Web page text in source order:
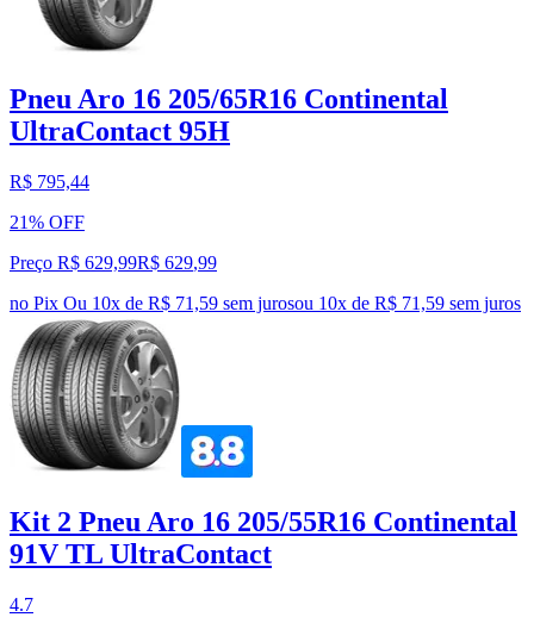
Pneu Aro 16 205/65R16 Continental
UltraContact 95H
R$ 795,44
21% OFF
Preço R$ 629,99R$ 629,99
no Pix Ou 10x de R$ 71,59 sem jurosou 10x de R$ 71,59 sem juros
Kit 2 Pneu Aro 16 205/55R16 Continental
91V TL UltraContact
4.7